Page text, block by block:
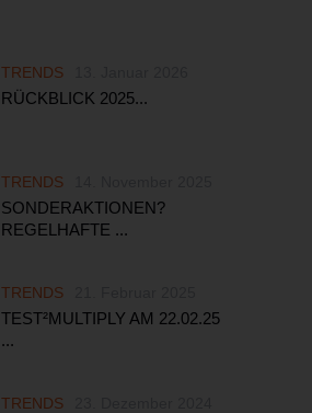
TRENDS
RÜCKBLICK 2025...
TRENDS
SONDERAKTIONEN?
REGELHAFTE ...
TRENDS
TEST²MULTIPLY AM 22.02.25
...
TRENDS